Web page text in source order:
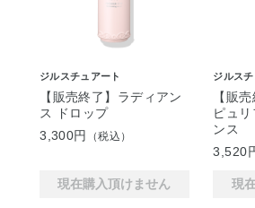
ジルスチュアート
【販売終了】ラディアン
ス ドロップ
3,300円
（税込）
現在購入頂けません
ジルス
【販
ピュ
ンス
3,520
現